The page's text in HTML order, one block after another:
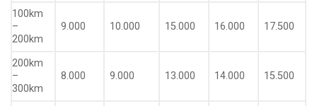
100km
–
200km
9.000 10.000 15.000 16.000 17.500
200km
–
300km
8.000 9.000 13.000 14.000 15.500